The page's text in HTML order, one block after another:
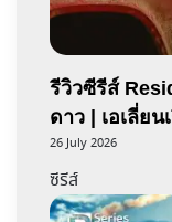
รีวิวซีรีส์
ดาว | เอเลี่ย
26 July 2026
ซีรีส์